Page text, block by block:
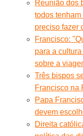
Reunião dos
todos
preciso fazer
Francisco:
para a
sobre a
Três bispos
Francisco na
Papa
devem
Direita